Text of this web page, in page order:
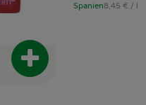
Produkt zum
, Herkunft:
Spanien,8,45 € / l